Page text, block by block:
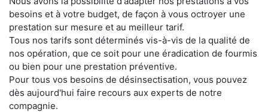
besoins et à votre budget, de façon à vous octroyer une
prestation sur mesure et au meilleur tarif.
Tous nos tarifs sont déterminés vis-à-vis de la qualité de
nos opération, que ce soit pour une éradication de fourmis
ou bien pour une prestation préventive.
Pour tous vos besoins de désinsectisation, vous pouvez
dès aujourd'hui faire recours aux experts de notre
compagnie.